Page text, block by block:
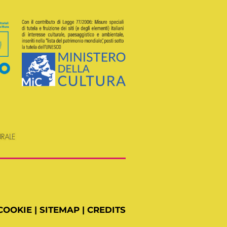
| SITEMAP | CREDITS